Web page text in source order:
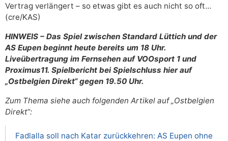
Vertrag verlängert – so etwas gibt es auch nicht so oft…
(cre/KAS)
HINWEIS – Das Spiel zwischen Standard Lüttich und der
AS Eupen beginnt heute bereits um 18 Uhr.
Liveübertragung im Fernsehen auf VOOsport 1 und
Proximus11. Spielbericht bei Spielschluss hier auf
„Ostbelgien Direkt“ gegen 19.50 Uhr.
Zum Thema siehe auch folgenden Artikel auf „Ostbelgien
Direkt“:
Fadlalla soll nach Katar zurückkehren: AS Eupen ohne